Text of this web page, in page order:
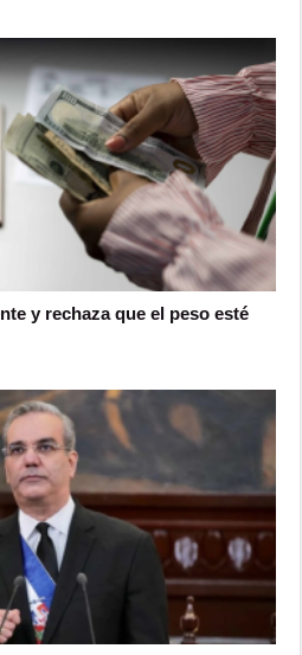
y rechaza que el peso esté